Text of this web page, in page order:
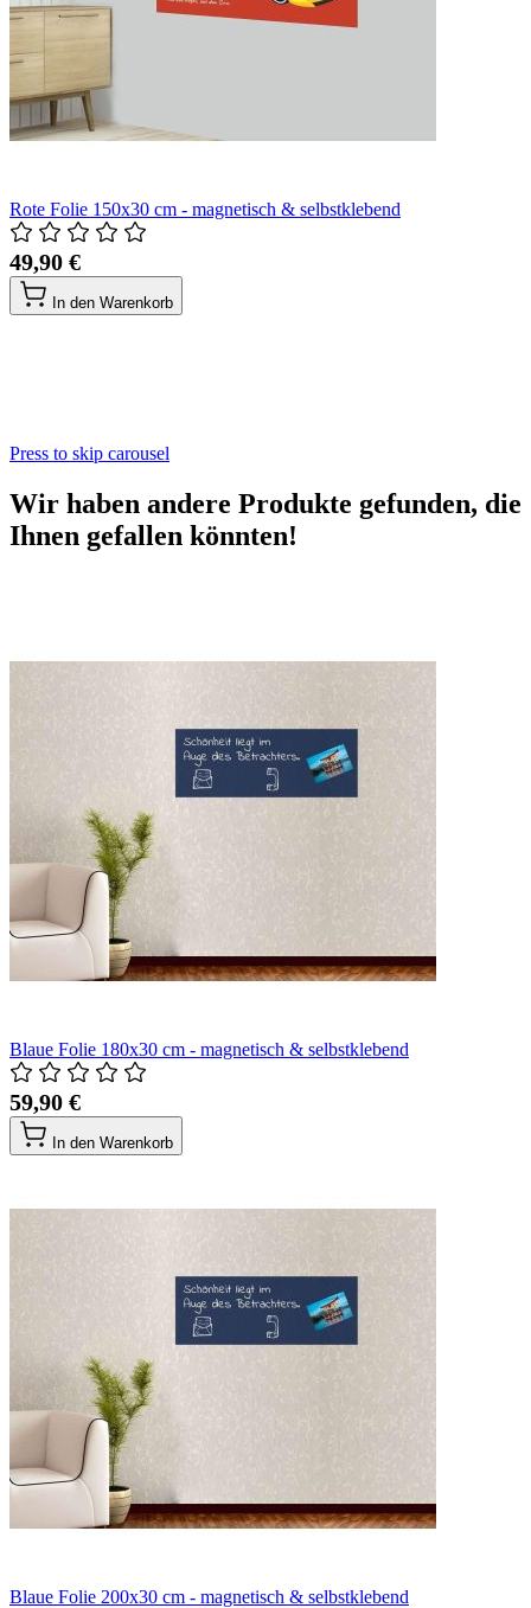
Rote Folie 150x30 cm - magnetisch & selbstklebend
49,90 €
In den Warenkorb
Press to skip carousel
Wir haben andere Produkte gefunden, die
Ihnen gefallen könnten!
Blaue Folie 180x30 cm - magnetisch & selbstklebend
59,90 €
In den Warenkorb
Blaue Folie 200x30 cm - magnetisch & selbstklebend